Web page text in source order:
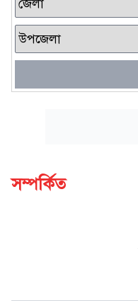
সম্পর্কিত